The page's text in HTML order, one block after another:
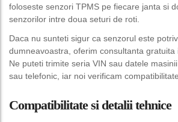
foloseste senzori TPMS pe fiecare janta si
senzorilor intre doua seturi de roti.
Daca nu sunteti sigur ca senzorul este
dumneavoastra, oferim consultanta gratuita
Ne puteti trimite seria VIN sau datele
sau telefonic, iar noi verificam
Compatibilitate si detalii tehnice